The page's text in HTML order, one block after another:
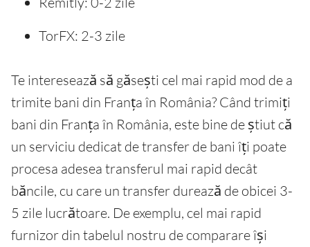
TorFX: 2-3 zile
Te interesează să găsești cel mai rapid mod de a
trimite bani din Franța în România? Când trimiți
bani din Franța în România, este bine de știut că
un serviciu dedicat de transfer de bani îți poate
procesa adesea transferul mai rapid decât
băncile, cu care un transfer durează de obicei 3-
5 zile lucrătoare. De exemplu, cel mai rapid
furnizor din tabelul nostru de comparare își